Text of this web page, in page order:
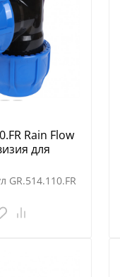
Rain Flow
для
GR.514.110.FR